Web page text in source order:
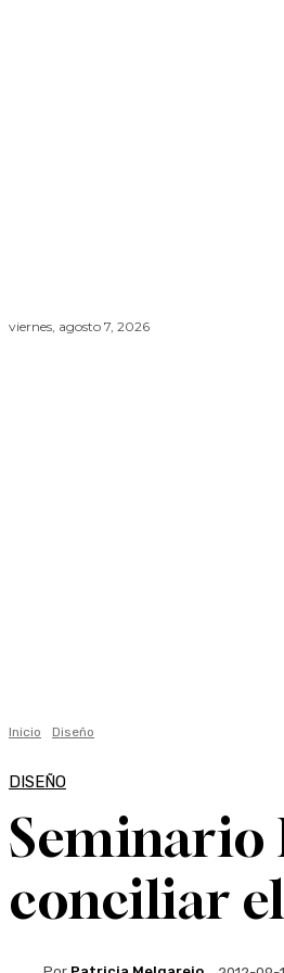
viernes, agosto 7, 2026
Inicio Diseño
DISEÑO
Seminario
conciliar